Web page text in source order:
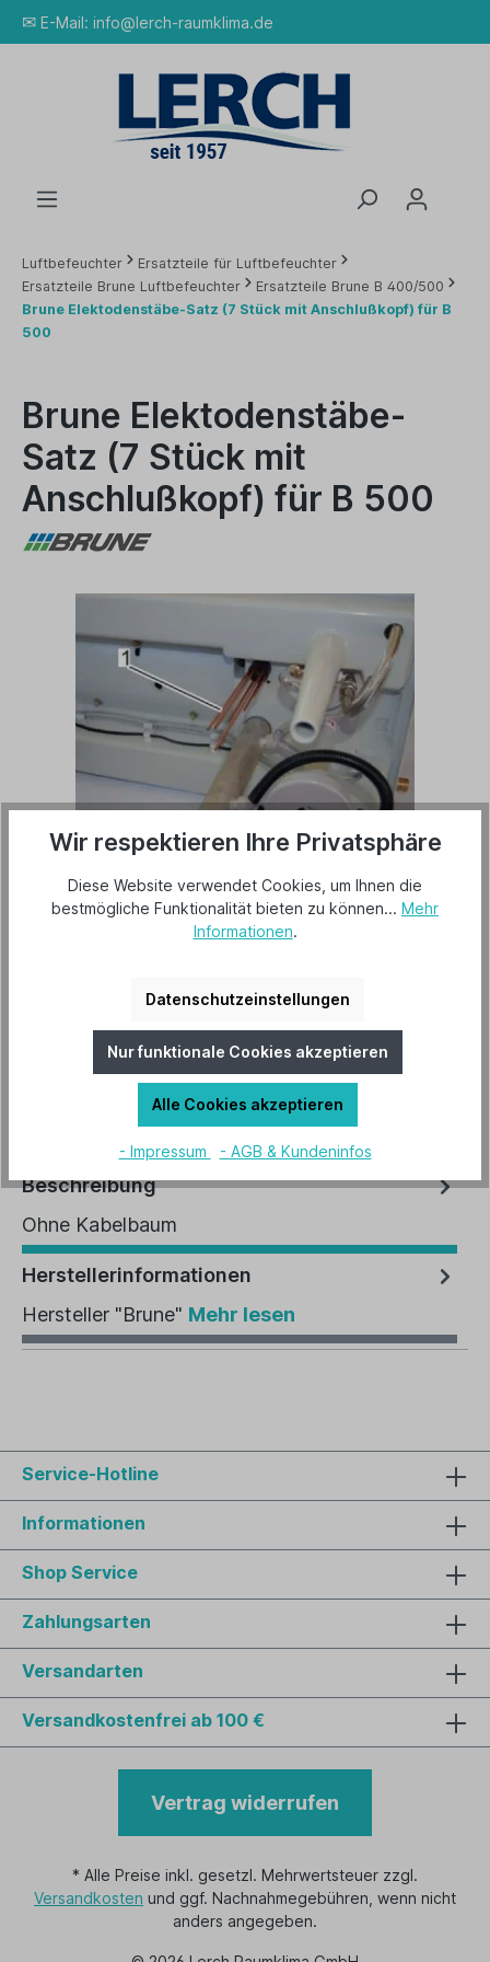
✉ E-Mail: info@lerch-raumklima.de
Luftbefeuchter
Ersatzteile für Luftbefeuchter
Ersatzteile Brune Luftbefeuchter
Ersatzteile Brune B 400/500
Brune Elektodenstäbe-Satz (7 Stück mit Anschlußkopf) für B
500
Brune Elektodenstäbe-
Satz (7 Stück mit
Anschlußkopf) für B 500
28,14 €*
Preise inkl. MwSt. zzgl. Versandkosten
In den Warenkorb
Artikel-Nr.:B-1326
4250824313268
Beschreibung
Ohne Kabelbaum
Herstellerinformationen
Hersteller "Brune" Mehr lesen
Service-Hotline
Informationen
Shop Service
Zahlungsarten
Versandarten
Versandkostenfrei ab 100 €
Vertrag widerrufen
* Alle Preise inkl. gesetzl. Mehrwertsteuer zzgl.
Versandkosten und ggf. Nachnahmegebühren, wenn nicht
anders angegeben.
Wir respektieren Ihre Privatsphäre
Diese Website verwendet Cookies, um Ihnen die
bestmögliche Funktionalität bieten zu können... Mehr
Informationen.
Datenschutzeinstellungen
Nur funktionale Cookies akzeptieren
Alle Cookies akzeptieren
- Impressum - AGB & Kundeninfos